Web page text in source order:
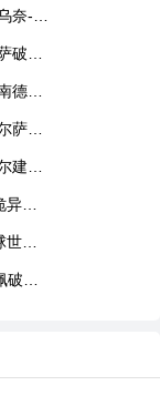
典AEK
尼亚
森林
伦萨
尔塔
浦！
巴萨
仁